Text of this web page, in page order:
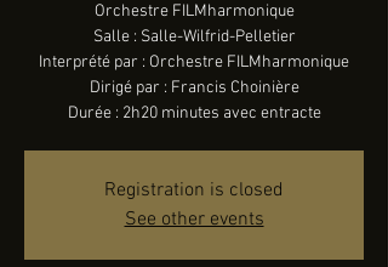
Orchestre FILMharmonique
Salle : Salle-Wilfrid-Pelletier
Interprété par : Orchestre FILMharmonique
Dirigé par : Francis Choinière
Durée : 2h20 minutes avec entracte
Registration is closed
See other events